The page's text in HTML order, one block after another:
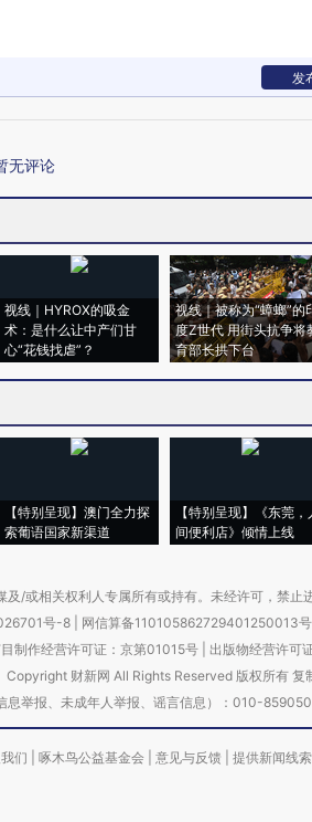
发
无评论
视线｜HYROX的吸金
术：是什么让中产们甘
心“花钱找虐”？
视线｜被称为“蟑螂”的
度Z世代 用街头抗争将
育部长拱下台
【特别呈现】澳门全力探
索葡语国家新渠道
【特别呈现】《东莞，
间便利店》倾情上线
/或相关权利人专属所有或持有。未经许可，禁止
号-8 网信算备110105862729401250013号
制作经营许可证：京第01015号| 出版物经营许可
Copyright 财新网 All Rights Reserved 版权所有 复
息举报、未成年人举报、谣言信息）：010-
们 啄木鸟公益基金会 意见与反馈 提供新闻线索